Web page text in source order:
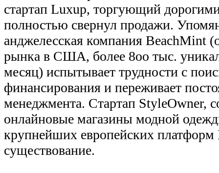
стартап Luxup, торгующий
полностью свернул продажи.
анджелесская компания BeachMint
рынка в США, более 8оо тыс.
месяц) испытывает трудности с
финансирования и переживает
менеджмента. Стартап StyleOwner,
онлайновые магазины модной
крупнейших европейских платформ
существование.